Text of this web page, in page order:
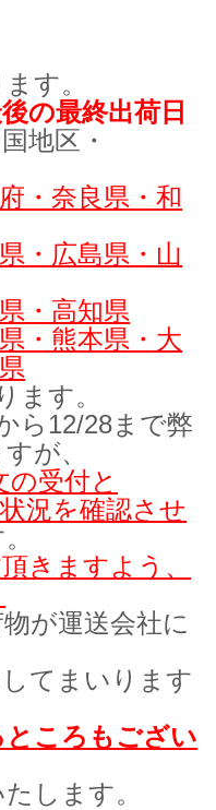
す。
の最終出荷日
地区・
・奈良県・和
・広島県・山
・高知県
・熊本県・大
ます。
ら12/28まで弊
が、
受付と
況を確認させ
きますよう、
が運送会社に
てまいります
ところもござい
します。